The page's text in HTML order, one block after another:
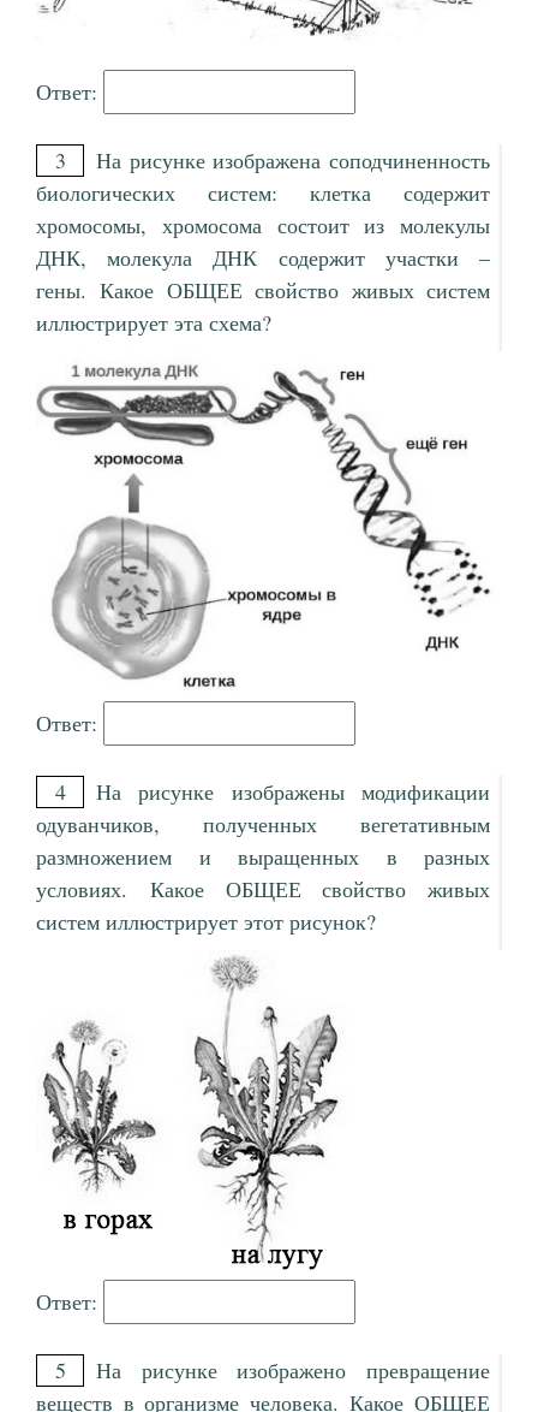
Ответ:
3
На рисунке изображена соподчиненность
биологических систем: клетка содержит
хромосомы, хромосома состоит из молекулы
ДНК, молекула ДНК содержит участки –
гены. Какое ОБЩЕЕ свойство живых систем
иллюстрирует эта схема?
Ответ:
4
На рисунке изображены модификации
одуванчиков, полученных вегетативным
размножением и выращенных в разных
условиях. Какое ОБЩЕЕ свойство живых
систем иллюстрирует этот рисунок?
Ответ:
5
На рисунке изображено превращение
веществ в организме человека. Какое ОБЩЕЕ